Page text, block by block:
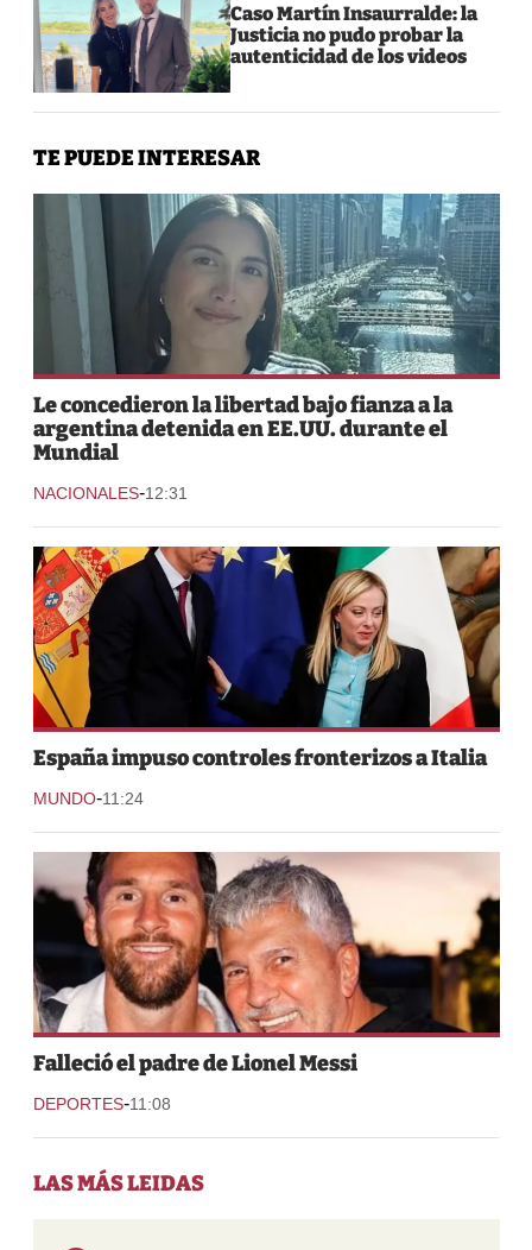
Caso Martín Insaurralde: la
Justicia no pudo probar la
autenticidad de los videos
TE PUEDE INTERESAR
Le concedieron la libertad bajo fianza a la
argentina detenida en EE.UU. durante el
Mundial
NACIONALES-12:31
España impuso controles fronterizos a Italia
MUNDO-11:24
Falleció el padre de Lionel Messi
DEPORTES-11:08
LAS MÁS LEIDAS